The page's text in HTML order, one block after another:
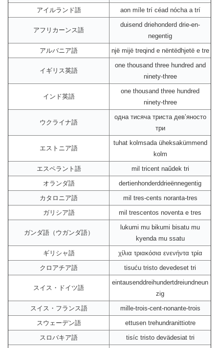
アイルランド語
aon míle trí céad nócha a trí
アフリカーンス語
duisend driehonderd drie-en-
negentig
アルバニア語
një mijë treqind e nëntëdhjetë e tre
イギリス英語
one thousand three hundred and
ninety-three
インド英語
one thousand three hundred
ninety-three
ウクライナ語
одна тисяча триста девʼяносто
три
エストニア語
tuhat kolmsada üheksakümmend
kolm
エスペラント語
mil tricent naŭdek tri
オランダ語
dertienhonderddrieënnegentig
カタロニア語
mil tres-cents noranta-tres
ガリシア語
mil trescentos noventa e tres
ガンダ語（ウガンダ語）
lukumi mu bikumi bisatu mu
kyenda mu ssatu
ギリシャ語
χίλια τριακόσια ενενήντα τρία
クロアチア語
tisuću tristo devedeset tri
スイス・ドイツ語
eintausenddreihundertdreiundneun
zig
スイス・フランス語
mille-trois-cent-nonante-trois
スウェーデン語
ettusen trehundranittiotre
スロバキア語
tisíc tristo devädesiat tri